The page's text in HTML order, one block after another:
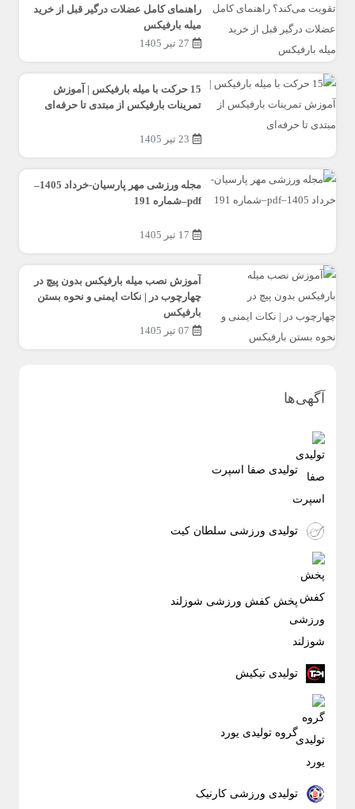
راهنمای کامل عضلات درگیر قبل از خرید
میله بارفیکس
27 تیر 1405
15 حرکت با میله بارفیکس | آموزش
تمرینات بارفیکس از مبتدی تا حرفه‌ای
23 تیر 1405
مجله ورزشی مهر پارسیان-خرداد 1405–
pdf–شماره 191
17 تیر 1405
آموزش نصب میله بارفیکس بدون پیچ در
چهارچوب در | نکات ایمنی و نحوه بستن
بارفیکس
07 تیر 1405
آگهی‌ها
تولیدی صفا اسپرت
تولیدی ورزشی سلطان کیت
پخش کفش ورزشی شوزلند
تولیدی تیکیش
گروه تولیدی یورد
تولیدی ورزشی کارنیک